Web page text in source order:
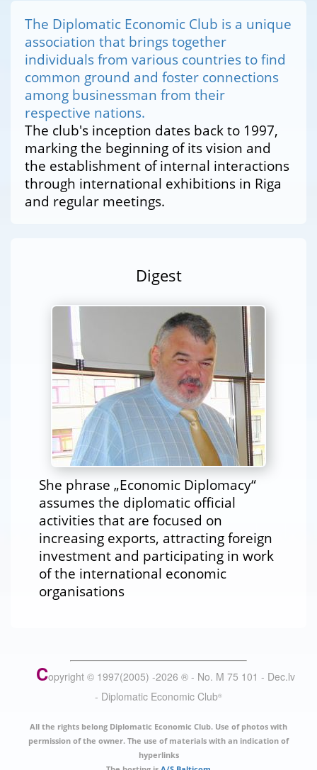
The Diplomatic Economic Club is a unique
association that brings together
individuals from various countries to find
common ground and foster connections
among businessman from their
respective nations.
The club's inception dates back to 1997,
marking the beginning of its vision and
the establishment of internal interactions
through international exhibitions in Riga
and regular meetings.
Digest
She phrase „Economic Diplomacy“
assumes the diplomatic official
activities that are focused on
increasing exports, attracting foreign
investment and participating in work
of the international economic
organisations
Copyright © 1997(2005) -2026 ® - No. M 75 101 - Dec.lv
- Diplomatic Economic Club®
All the rights belong Diplomatic Economic Club. Use of photos with
permission of the owner. The use of materials with an indication of
hyperlinks